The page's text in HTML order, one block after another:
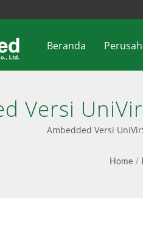
Beranda
Versi
&
Ambedded Versi
Home /